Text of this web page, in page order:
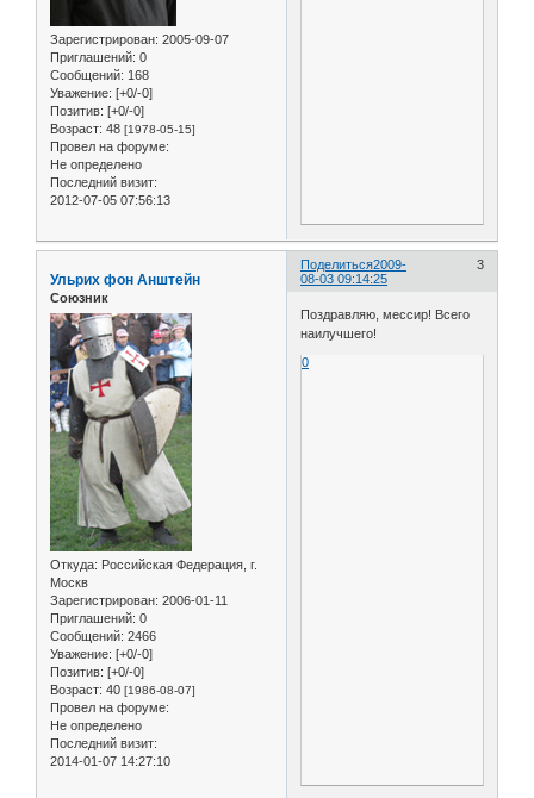
Зарегистрирован: 2005-09-07
Приглашений: 0
Сообщений: 168
Уважение: [+0/-0]
Позитив: [+0/-0]
Возраст: 48 [1978-05-15]
Провел на форуме:
Не определено
Последний визит:
2012-07-05 07:56:13
Поделиться 3
2009-
08-03 09:14:25
Ульрих фон Анштейн
Союзник
Откуда: Российская Федерация, г.
Москв
Зарегистрирован: 2006-01-11
Приглашений: 0
Сообщений: 2466
Уважение: [+0/-0]
Позитив: [+0/-0]
Возраст: 40 [1986-08-07]
Провел на форуме:
Не определено
Последний визит:
2014-01-07 14:27:10
Поздравляю, мессир! Всего
наилучшего!
0